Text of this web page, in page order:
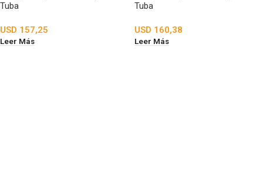
Tuba
USD 157,25
Leer Más
Tuba
USD 160,38
Leer Más